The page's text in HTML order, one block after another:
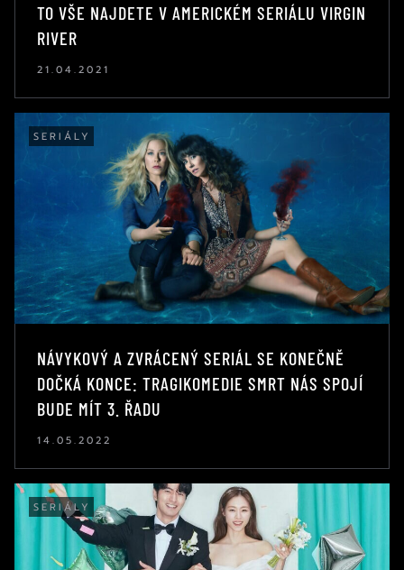
TO VŠE NAJDETE V AMERICKÉM SERIÁLU VIRGIN
RIVER
21.04.2021
SERIÁLY
NÁVYKOVÝ A ZVRÁCENÝ SERIÁL SE KONEČNĚ
DOČKÁ KONCE: TRAGIKOMEDIE SMRT NÁS SPOJÍ
BUDE MÍT 3. ŘADU
14.05.2022
SERIÁLY